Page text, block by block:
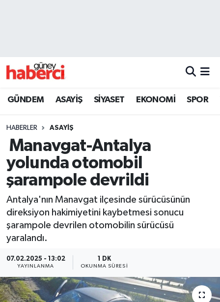
GÜNDEM ASAYİŞ SİYASET EKONOMİ SPOR
HABERLER ASAYİŞ
Manavgat-Antalya
yolunda otomobil
şarampole devrildi
Antalya'nın Manavgat ilçesinde sürücüsünün
direksiyon hakimiyetini kaybetmesi sonucu
şarampole devrilen otomobilin sürücüsü
yaralandı.
07.02.2025 - 13:02
YAYINLANMA
1 DK
OKUNMA SÜRESI
Beyoğlu Trafik Yoğunluk Haritası
Son Dakika Haberleri
Haber Arşivi